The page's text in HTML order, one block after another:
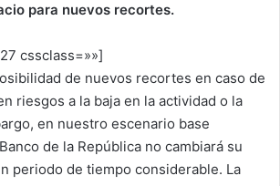
para nuevos recortes.
cssclass=»»]
de nuevos recortes en caso de
riesgos a la baja en la actividad o la
en nuestro escenario base
de la República no cambiará su
periodo de tiempo considerable. La